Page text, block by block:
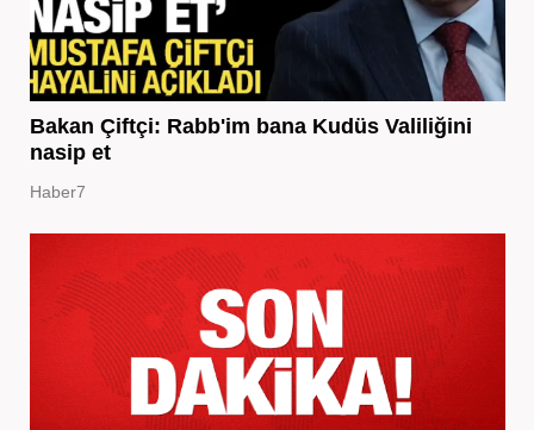
Bakan Çiftçi: Rabb'im bana Kudüs Valiliğini
nasip et
Haber7